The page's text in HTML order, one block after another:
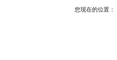
您现在的位置：